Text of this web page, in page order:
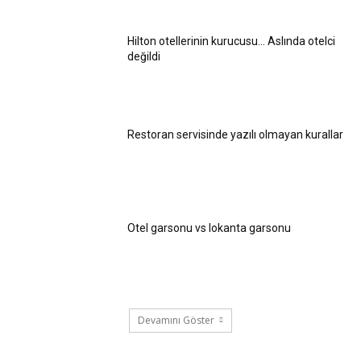
Hilton otellerinin kurucusu… Aslında otelci
değildi
Restoran servisinde yazılı olmayan kurallar
Otel garsonu vs lokanta garsonu
Devamını Göster